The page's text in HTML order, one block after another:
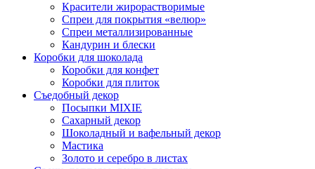
Красители жирорастворимые
Спреи для покрытия «велюр»
Спреи металлизированные
Кандурин и блески
Коробки для шоколада
Коробки для конфет
Коробки для плиток
Съедобный декор
Посыпки MIXIE
Сахарный декор
Шоколадный и вафельный декор
Мастика
Золото и серебро в листах